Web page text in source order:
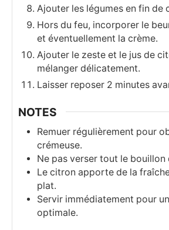
Ajouter les légumes en fin de
Hors du feu, incorporer le
et éventuellement la crème.
Ajouter le zeste et le jus de
mélanger délicatement.
Laisser reposer 2 minutes
NOTES
Remuer régulièrement pour
crémeuse.
Ne pas verser tout le bouillon
Le citron apporte de la
plat.
Servir immédiatement pour
optimale.